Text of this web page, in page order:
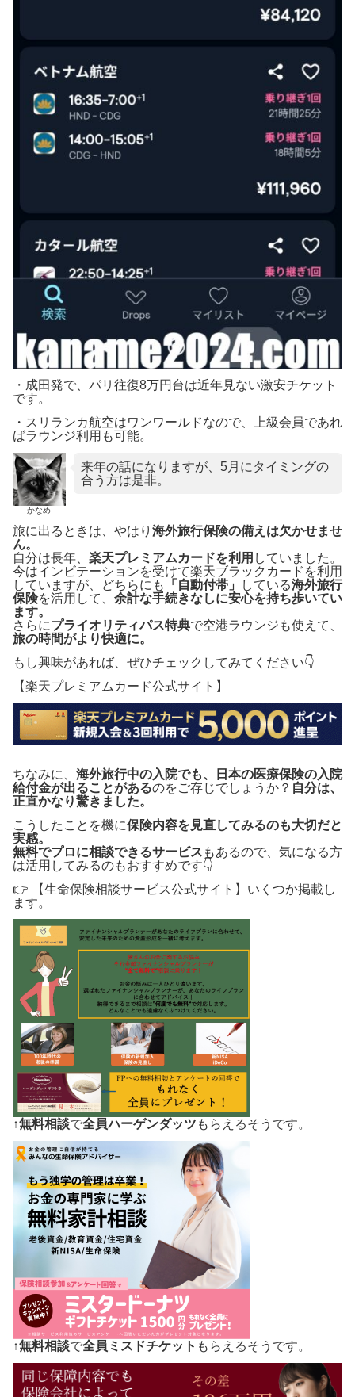
・成田発で、パリ往復8万円台は近年見ない激安チケット
です。
・スリランカ航空はワンワールドなので、上級会員であれ
ばラウンジ利用も可能。
かなめ
来年の話になりますが、5月にタイミングの
合う方は是非。
旅に出るときは、やはり 海外旅行保険の備えは欠かせませ
ん。
自分は長年、 楽天プレミアムカードを利用 していました。
今はインビテーションを受けて楽天ブラックカードを利用
していますが、どちらにも
「自動付帯」 している海外旅行
保険を活用して、 余計な手続きなしに安心を持ち歩いてい
ます。
さらにプライオリティパス特典で空港ラウンジも使えて、
旅の時間がより快適に。
もし興味があれば、ぜひチェックしてみてください👇
【楽天プレミアムカード公式サイト】
ちなみに、 海外旅行中の入院でも、日本の医療保険の入院
給付金が出ることがあるのをご存じでしょうか？ 自分は、
正直かなり驚きました。
こうしたことを機に保険内容を見直してみるのも大切だと
実感。
無料でプロに相談できるサービス もあるので、気になる方
は活用してみるのもおすすめです👇
👉 【生命保険相談サービス公式サイト】いくつか掲載し
ます。
↑無料相談で全員ハーゲンダッツ もらえるそうです。
↑無料相談で全員ミスドチケット もらえるそうです。